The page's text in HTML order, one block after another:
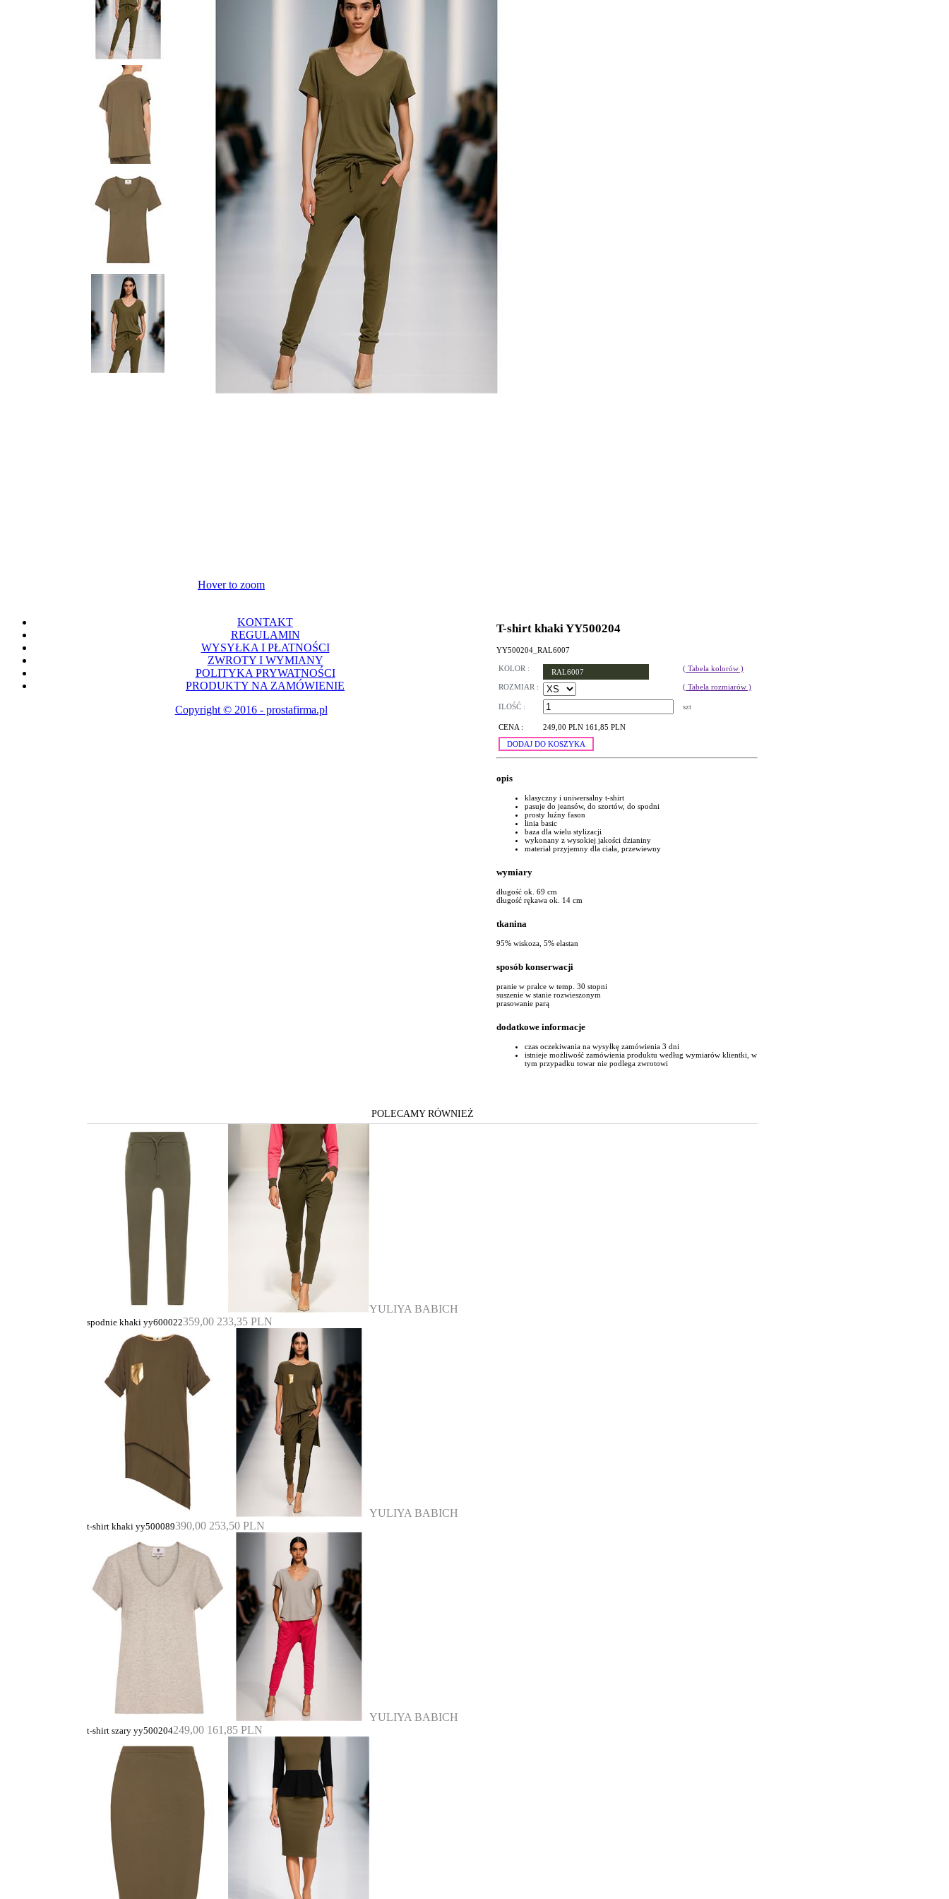
Hover to zoom
T-shirt khaki YY500204
YY500204_RAL6007
KOLOR : RAL6007 ( Tabela kolorów )
ROZMIAR : ( Tabela rozmiarów )
ILOŚĆ : szt
CENA : 249,00 PLN 161,85 PLN
DODAJ DO KOSZYKA
opis
klasyczny i uniwersalny t-shirt
pasuje do jeansów, do szortów, do spodni
prosty luźny fason
linia basic
baza dla wielu stylizacji
wykonany z wysokiej jakości dzianiny
materiał przyjemny dla ciała, przewiewny
wymiary
długość ok. 69 cm
długość rękawa ok. 14 cm
tkanina
95% wiskoza, 5% elastan
sposób konserwacji
pranie w pralce w temp. 30 stopni
suszenie w stanie rozwieszonym
prasowanie parą
dodatkowe informacje
czas oczekiwania na wysyłkę zamówienia 3 dni
istnieje możliwość zamówienia produktu według wymiarów klientki, w
tym przypadku towar nie podlega zwrotowi
POLECAMY RÓWNIEŻ
YULIYA BABICH
spodnie khaki yy600022359,00 233,35 PLN
YULIYA BABICH
t-shirt khaki yy500089390,00 253,50 PLN
YULIYA BABICH
t-shirt szary yy500204249,00 161,85 PLN
KONTAKT
REGULAMIN
WYSYŁKA I PŁATNOŚCI
ZWROTY I WYMIANY
POLITYKA PRYWATNOŚCI
PRODUKTY NA ZAMÓWIENIE
Copyright © 2016 - prostafirma.pl